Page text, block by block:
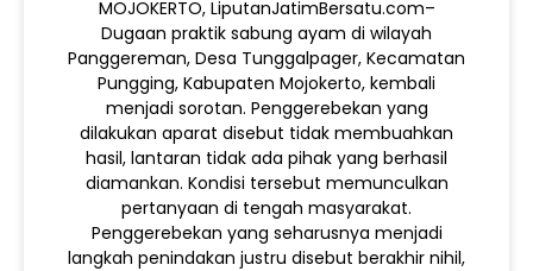
MOJOKERTO, LiputanJatimBersatu.com–
Dugaan praktik sabung ayam di wilayah
Panggereman, Desa Tunggalpager, Kecamatan
Pungging, Kabupaten Mojokerto, kembali
menjadi sorotan. Penggerebekan yang
dilakukan aparat disebut tidak membuahkan
hasil, lantaran tidak ada pihak yang berhasil
diamankan. Kondisi tersebut memunculkan
pertanyaan di tengah masyarakat.
Penggerebekan yang seharusnya menjadi
langkah penindakan justru disebut berakhir nihil,